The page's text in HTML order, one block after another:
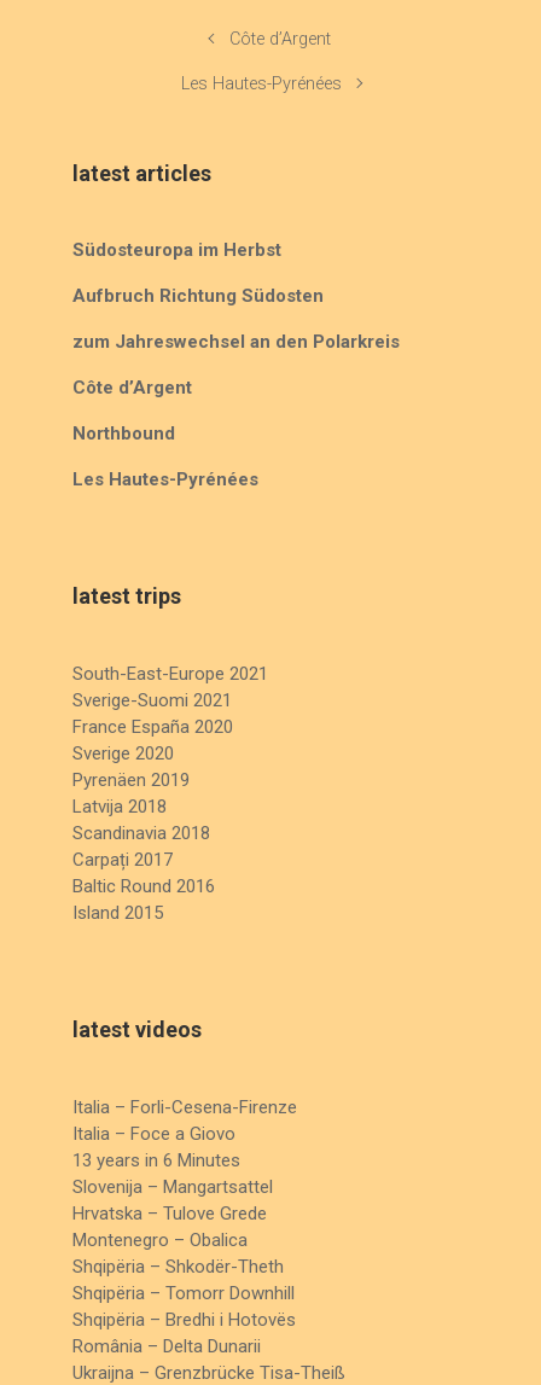
Côte d’Argent
Les Hautes-Pyrénées
latest articles
Südosteuropa im Herbst
Aufbruch Richtung Südosten
zum Jahreswechsel an den Polarkreis
Côte d’Argent
Northbound
Les Hautes-Pyrénées
latest trips
South-East-Europe 2021
Sverige-Suomi 2021
France España 2020
Sverige 2020
Pyrenäen 2019
Latvija 2018
Scandinavia 2018
Carpați 2017
Baltic Round 2016
Island 2015
latest videos
Italia – Forli-Cesena-Firenze
Italia – Foce a Giovo
13 years in 6 Minutes
Slovenija – Mangartsattel
Hrvatska – Tulove Grede
Montenegro – Obalica
Shqipëria – Shkodër-Theth
Shqipëria – Tomorr Downhill
Shqipëria – Bredhi i Hotovës
România – Delta Dunarii
Ukraijna – Grenzbrücke Tisa-Theiß